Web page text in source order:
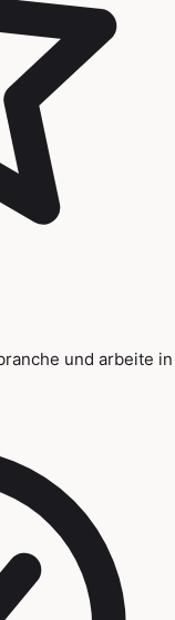
und arbeite in